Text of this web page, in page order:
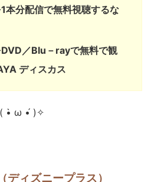
本分配信で無料視聴するな
／Blu－rayで無料で観
ディスカス
( •̀ ω •́ )✧
ィズニープラス）